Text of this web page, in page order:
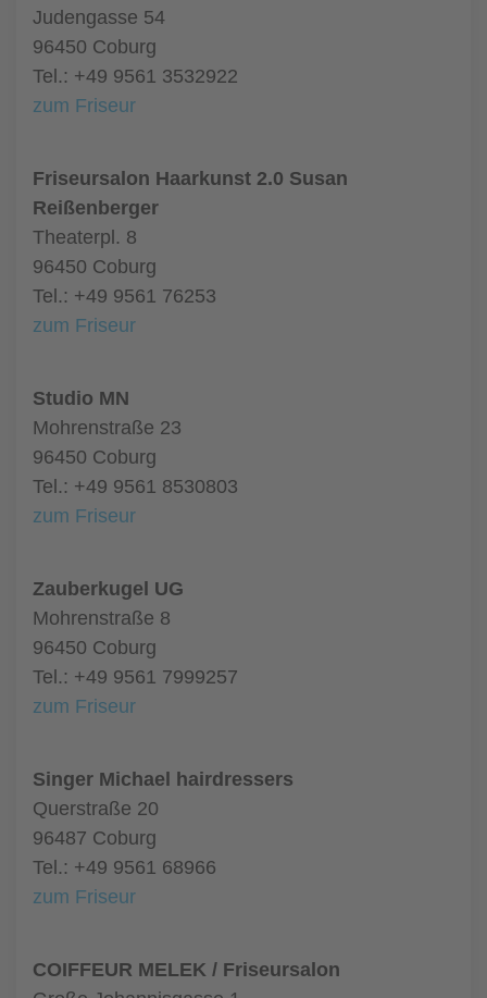
Judengasse 54
96450 Coburg
Tel.: +49 9561 3532922
zum Friseur
Friseursalon Haarkunst 2.0 Susan
Reißenberger
Theaterpl. 8
96450 Coburg
Tel.: +49 9561 76253
zum Friseur
Studio MN
Mohrenstraße 23
96450 Coburg
Tel.: +49 9561 8530803
zum Friseur
Zauberkugel UG
Mohrenstraße 8
96450 Coburg
Tel.: +49 9561 7999257
zum Friseur
Singer Michael hairdressers
Querstraße 20
96487 Coburg
Tel.: +49 9561 68966
zum Friseur
COIFFEUR MELEK / Friseursalon